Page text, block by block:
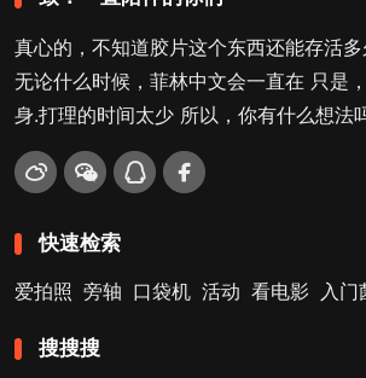
真心的，不知道胶片这个东西还能存活多
无论什么时候，菲林中文会一直在 只是
身.打理的时间太少 所以，你有什么想法
快速检索
爱拍照 旁轴 口袋机 活动 看电影 入门
搜搜搜